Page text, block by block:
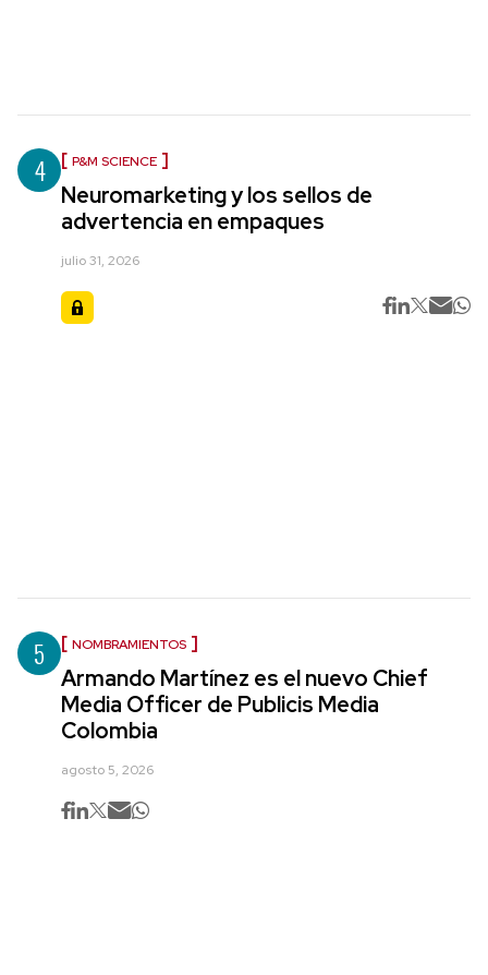
4 P&M SCIENCE
Neuromarketing y los sellos de
advertencia en empaques
julio 31, 2026
5 NOMBRAMIENTOS
Armando Martínez es el nuevo Chief
Media Officer de Publicis Media
Colombia
agosto 5, 2026